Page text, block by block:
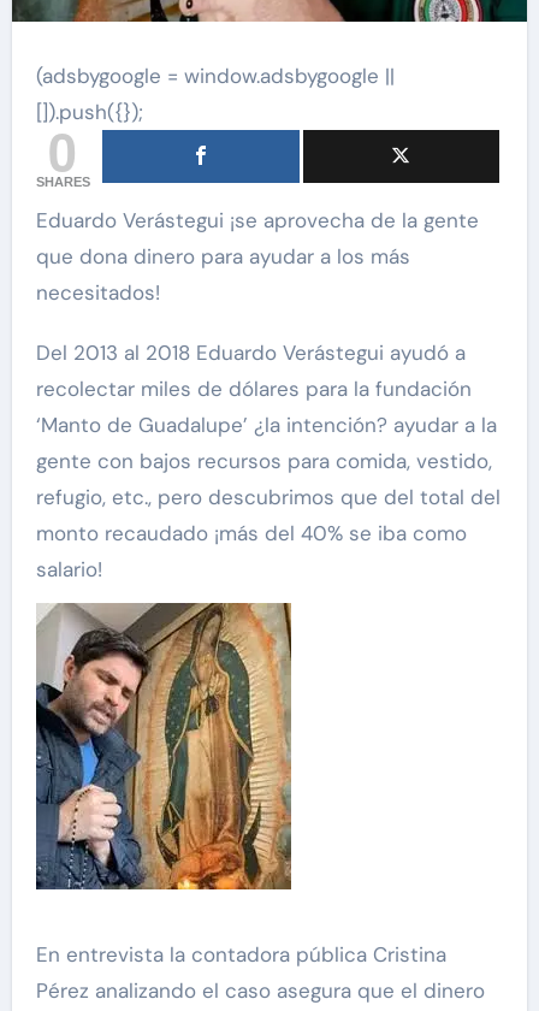
(adsbygoogle = window.adsbygoogle ||
[]).push({});
0
SHARES
Eduardo Verástegui ¡se aprovecha de la gente
que dona dinero para ayudar a los más
necesitados!
Del 2013 al 2018 Eduardo Verástegui ayudó a
recolectar miles de dólares para la fundación
‘Manto de Guadalupe’ ¿la intención? ayudar a la
gente con bajos recursos para comida, vestido,
refugio, etc., pero descubrimos que del total del
monto recaudado ¡más del 40% se iba como
salario!
En entrevista la contadora pública Cristina
Pérez analizando el caso asegura que el dinero